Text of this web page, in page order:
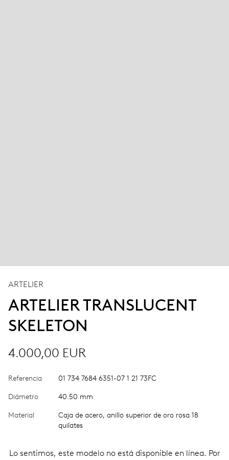
ARTELIER
ARTELIER TRANSLUCENT
SKELETON
4.000,00 EUR
Referencia 01 734 7684 6351-07 1 21 73FC
Diámetro 40.50 mm
Material
Caja de acero, anillo superior de oro rosa 18
quilates
Lo sentimos, este modelo no está disponible en línea. Por